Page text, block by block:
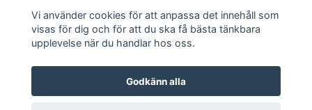
Sociala medier
Vi använder cookies för att anpassa det innehåll som
visas för dig och för att du ska få bästa tänkbara
upplevelse när du handlar hos oss.
Godkänn alla